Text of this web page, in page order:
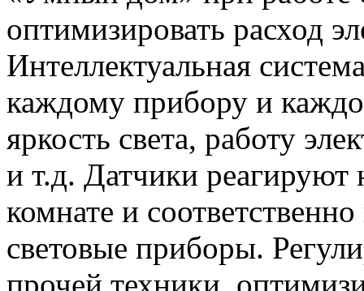
оптимизировать расход
Интеллектуальная
каждому прибору и
яркость света, работу
и т.д. Датчики реагируют
комнате и
световые приборы.
прочей техники,